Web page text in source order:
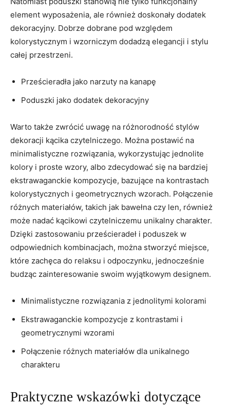
element wyposażenia, ‌ale również doskonały dodatek
dekoracyjny. Dobrze dobrane pod względem
kolorystycznym i wzorniczym dodadzą elegancji i stylu
całej⁤ przestrzeni.
Prześcieradła jako narzuty na kanapę
Poduszki jako ⁣dodatek dekoracyjny
Warto także zwrócić uwagę na różnorodność ⁤stylów
dekoracji kącika czytelniczego. Można​ postawić na
minimalistyczne rozwiązania, wykorzystując jednolite
kolory i proste wzory, albo zdecydować się na bardziej​
ekstrawaganckie kompozycje, bazujące na kontrastach
kolorystycznych i geometrycznych wzorach. Połączenie
różnych materiałów, takich jak bawełna czy len, również
może nadać kącikowi czytelniczemu unikalny charakter.
Dzięki zastosowaniu prześcieradeł i poduszek w
odpowiednich kombinacjach, można ‌stworzyć miejsce,
które zachęca do relaksu i ⁣odpoczynku, jednocześnie
budząc zainteresowanie swoim wyjątkowym designem.
Minimalistyczne rozwiązania z ⁢jednolitymi kolorami
Ekstrawaganckie⁢ kompozycje ​z kontrastami i
geometrycznymi wzorami
Połączenie różnych materiałów dla unikalnego
charakteru
Praktyczne wskazówki dotyczące